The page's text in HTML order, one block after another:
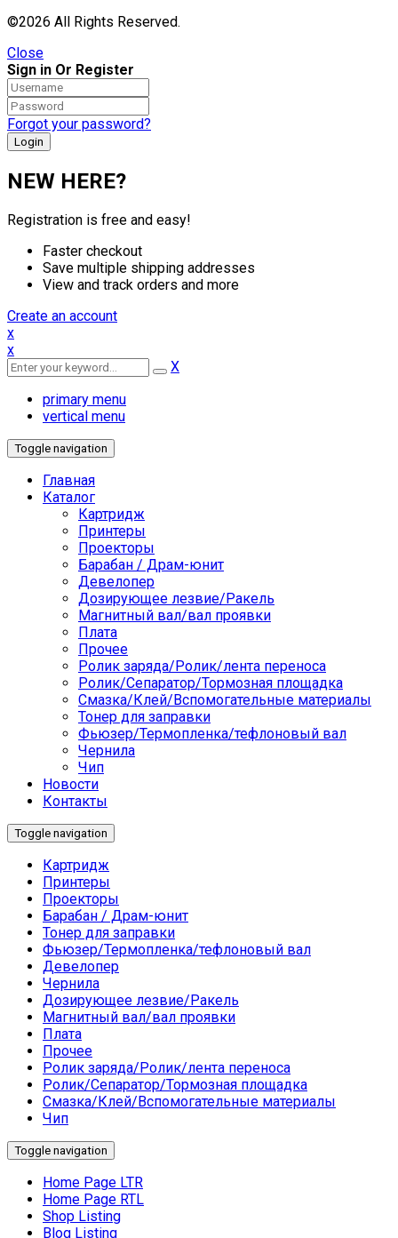
©2026 All Rights Reserved.
Close
Sign in Or Register
Forgot your password?
NEW HERE?
Registration is free and easy!
Faster checkout
Save multiple shipping addresses
View and track orders and more
Create an account
x
x
X
primary menu
vertical menu
Toggle navigation
Главная
Каталог
Картридж
Принтеры
Проекторы
Барабан / Драм-юнит
Девелопер
Дозирующее лезвие/Ракель
Магнитный вал/вал проявки
Плата
Прочее
Ролик заряда/Ролик/лента переноса
Ролик/Сепаратор/Тормозная площадка
Смазка/Клей/Вспомогательные материалы
Тонер для заправки
Фьюзер/Термопленка/тефлоновый вал
Чернила
Чип
Новости
Контакты
Toggle navigation
Картридж
Принтеры
Проекторы
Барабан / Драм-юнит
Тонер для заправки
Фьюзер/Термопленка/тефлоновый вал
Девелопер
Чернила
Дозирующее лезвие/Ракель
Магнитный вал/вал проявки
Плата
Прочее
Ролик заряда/Ролик/лента переноса
Ролик/Сепаратор/Тормозная площадка
Смазка/Клей/Вспомогательные материалы
Чип
Toggle navigation
Home Page LTR
Home Page RTL
Shop Listing
Blog Listing